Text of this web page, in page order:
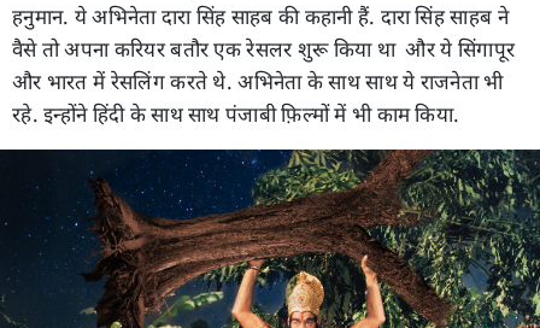
हनुमान. ये अभिनेता दारा सिंह साहब की कहानी हैं. दारा सिंह साहब ने
वैसे तो अपना करियर बतौर एक रेसलर शुरू किया था और ये सिंगापूर
और भारत में रेसलिंग करते थे. अभिनेता के साथ साथ ये राजनेता भी
रहे. इन्होंने हिंदी के साथ साथ पंजाबी फ़िल्मों में भी काम किया.